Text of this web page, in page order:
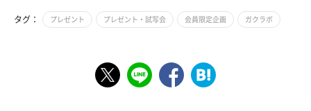
タグ： プレゼント プレゼント・試写会 会員限定企画 ガクラボ